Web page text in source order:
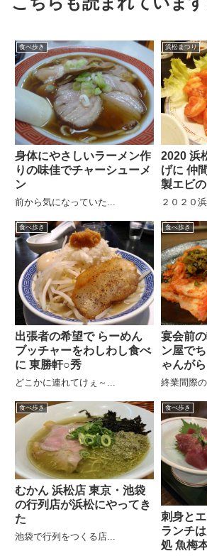
食べ歩き
身体にやさしいラーメン作
りの味佳でチャーシューメ
ン
前から気になっていた...
浜松まつり
2020 浜
げに 仲
製エビ
２０２０
食べ歩き
出張者の希望で らーめん
ブッチャーをわしわし食べ
に 東勝軒○秀
どこかに連れてけぇ～...
食べ歩き
宴会前
ン屋で
ゃんが
終業間際
食べ歩き
むかん 浜松店 東京・池袋
の行列店が浜松にやってき
た
池袋で行列をつくる店...
食べ歩き
刺身と
ランチ
処 魚梅